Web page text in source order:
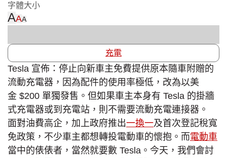
字體大小
AAA
充電
Tesla 宣佈：停止向新車主免費提供原本隨車附贈的
流動充電器，因為配件的使用率極低，改為以美
金 $200 單獨發售。但如果車主本身有 Tesla 的掛牆
式充電器或到充電站，則不需要流動充電連接器。
面對油費高企，加上政府推出一換一及首次登記稅寬
免政策，不少車主都想轉投電動車的懷抱。而電動車
當中的俵俵者，當然就要數 Tesla。今天，我們會討